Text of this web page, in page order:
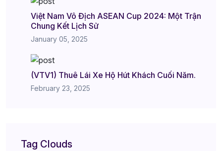
Việt Nam Vô Địch ASEAN Cup 2024: Một Trận
Chung Kết Lịch Sử
January 05, 2025
(VTV1) Thuê Lái Xe Hộ Hút Khách Cuối Năm.
February 23, 2025
Tag Clouds